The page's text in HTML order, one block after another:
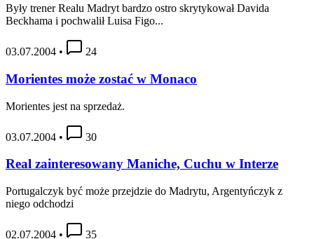
Były trener Realu Madryt bardzo ostro skrytykował Davida
Beckhama i pochwalił Luisa Figo...
03.07.2004 • 24
Morientes może zostać w Monaco
Morientes jest na sprzedaż.
03.07.2004 • 30
Real zainteresowany Maniche, Cuchu w Interze
Portugalczyk być może przejdzie do Madrytu, Argentyńczyk z
niego odchodzi
02.07.2004 • 35